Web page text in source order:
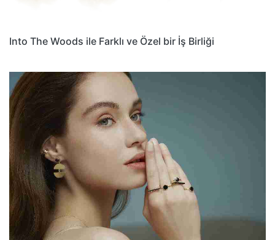
Into The Woods ile Farklı ve Özel bir İş Birliği